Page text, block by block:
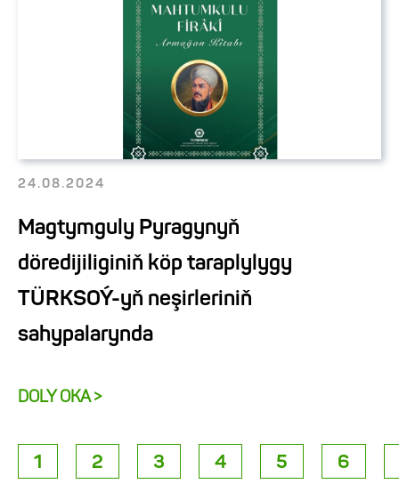
24.08.2024
Magtymguly Pyragynyň
döredijiliginiň köp taraplylygy
TÜRKSOÝ-yň neşirleriniň
sahypalarynda
DOLY OKA >
1 2 3 4 5 6